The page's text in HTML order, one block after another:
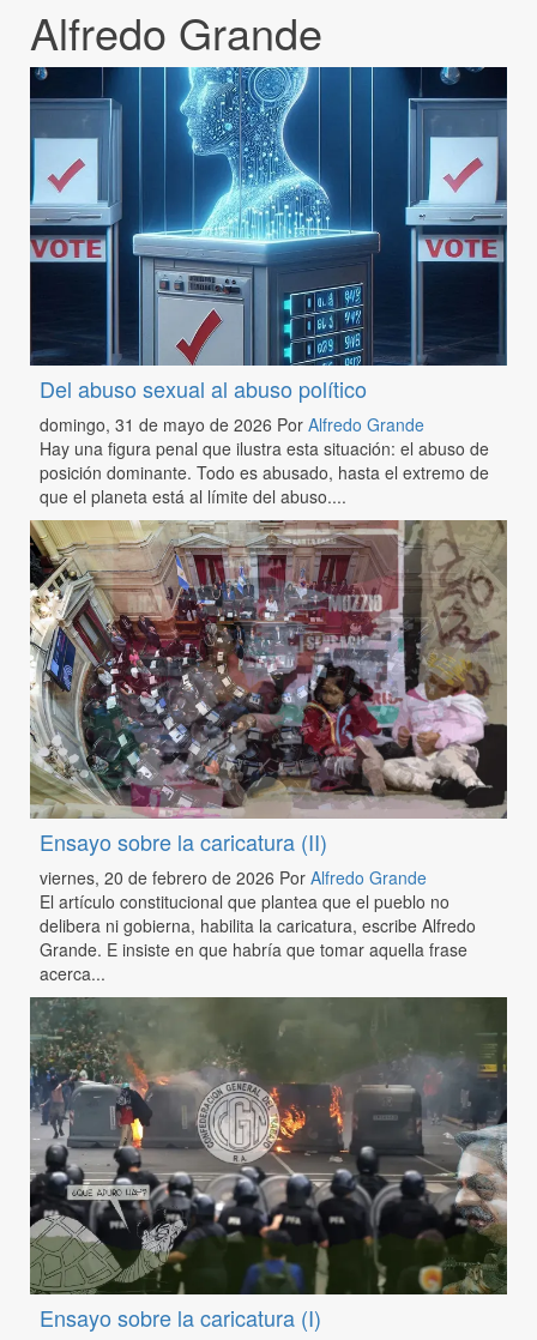
Alfredo Grande
Del abuso sexual al abuso político
domingo, 31 de mayo de 2026 Por Alfredo Grande
Hay una figura penal que ilustra esta situación: el abuso de
posición dominante. Todo es abusado, hasta el extremo de
que el planeta está al límite del abuso....
Ensayo sobre la caricatura (II)
viernes, 20 de febrero de 2026 Por Alfredo Grande
El artículo constitucional que plantea que el pueblo no
delibera ni gobierna, habilita la caricatura, escribe Alfredo
Grande. E insiste en que habría que tomar aquella frase
acerca...
Ensayo sobre la caricatura (I)